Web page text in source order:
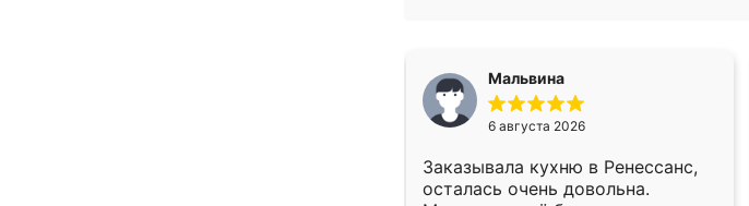
Мальвина
6 августа 2026
Заказывала кухню в Ренессанс,
осталась очень довольна.